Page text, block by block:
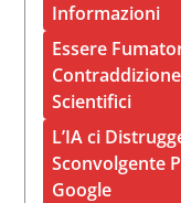
Informazioni
Essere
Scientifici
L’IA ci
Sconvolgente
Google